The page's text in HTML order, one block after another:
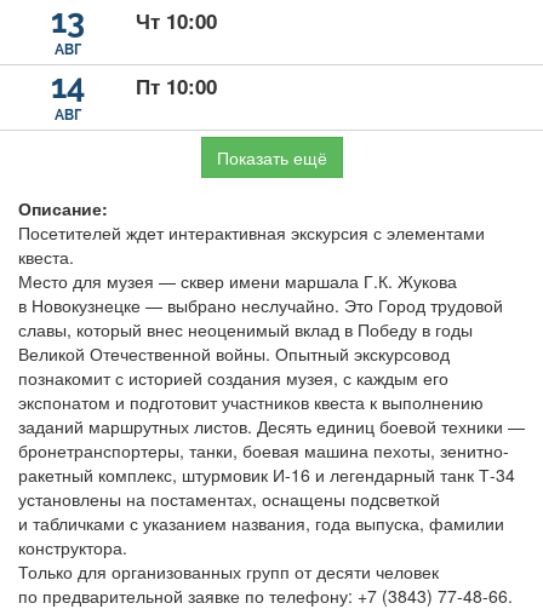
13
АВГ
Чт 10:00
14
АВГ
Пт 10:00
Показать ещё
Описание:
Посетителей ждет интерактивная экскурсия с элементами
квеста.
Место для музея — сквер имени маршала Г.К. Жукова
в Новокузнецке — выбрано неслучайно. Это Город трудовой
славы, который внес неоценимый вклад в Победу в годы
Великой Отечественной войны. Опытный экскурсовод
познакомит с историей создания музея, с каждым его
экспонатом и подготовит участников квеста к выполнению
заданий маршрутных листов. Десять единиц боевой техники —
бронетранспортеры, танки, боевая машина пехоты, зенитно-
ракетный комплекс, штурмовик И-16 и легендарный танк Т-34
установлены на постаментах, оснащены подсветкой
и табличками с указанием названия, года выпуска, фамилии
конструктора.
Только для организованных групп от десяти человек
по предварительной заявке по телефону: +7 (3843) 77-48-66.